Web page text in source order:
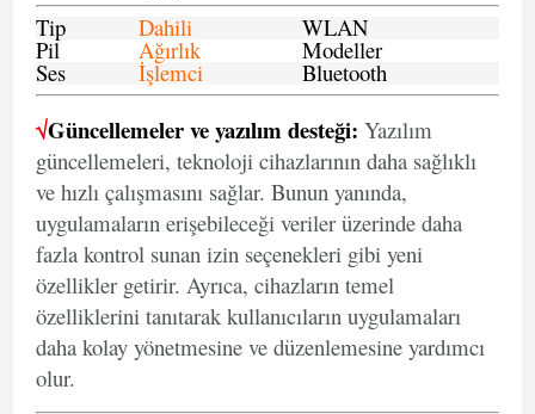
Tip
Dahili WLAN
Pil Ağırlık Modeller
Ses İşlemci Bluetooth
√Güncellemeler ve yazılım desteği: Yazılım
güncellemeleri, teknoloji cihazlarının daha sağlıklı
ve hızlı çalışmasını sağlar. Bunun yanında,
uygulamaların erişebileceği veriler üzerinde daha
fazla kontrol sunan izin seçenekleri gibi yeni
özellikler getirir. Ayrıca, cihazların temel
özelliklerini tanıtarak kullanıcıların uygulamaları
daha kolay yönetmesine ve düzenlemesine yardımcı
olur.